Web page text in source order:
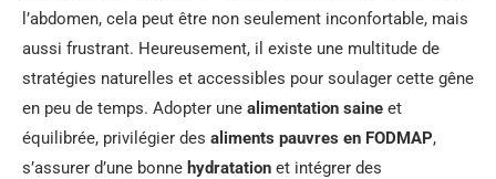
l’abdomen, cela peut être non seulement inconfortable, mais
aussi frustrant. Heureusement, il existe une multitude de
stratégies naturelles et accessibles pour soulager cette gêne
en peu de temps. Adopter une alimentation saine et
équilibrée, privilégier des aliments pauvres en FODMAP,
s’assurer d’une bonne hydratation et intégrer des